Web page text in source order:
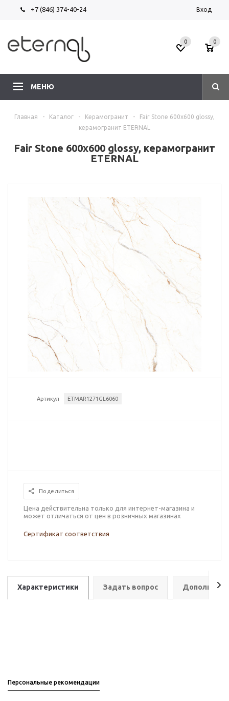
+7 (846) 374-40-24 Вход
МЕНЮ
0 0
Главная - Каталог - Керамогранит -
Fair Stone 600х600 glossy,
керамогранит ETERNAL
Fair Stone 600х600 glossy, керамогранит
ETERNAL
Артикул ETMAR1271GL6060
Поделиться
Цена действительна только для интернет-магазина и
может отличаться от цен в розничных магазинах
Сертификат соответствия
Характеристики Задать вопрос
Персональные рекомендации